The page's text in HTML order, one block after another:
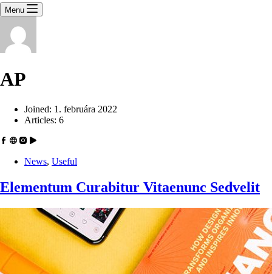
Menu
AP
Joined: 1. februára 2022
Articles: 6
News, Useful
Elementum Curabitur Vitaenunc Sedvelit